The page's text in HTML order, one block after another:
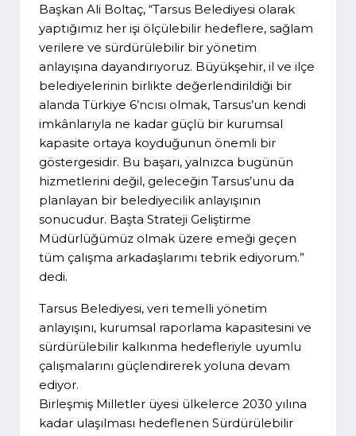
Başkan Ali Boltaç, “Tarsus Belediyesi olarak
yaptığımız her işi ölçülebilir hedeflere, sağlam
verilere ve sürdürülebilir bir yönetim
anlayışına dayandırıyoruz. Büyükşehir, il ve ilçe
belediyelerinin birlikte değerlendirildiği bir
alanda Türkiye 6’ncısı olmak, Tarsus’un kendi
imkânlarıyla ne kadar güçlü bir kurumsal
kapasite ortaya koyduğunun önemli bir
göstergesidir. Bu başarı, yalnızca bugünün
hizmetlerini değil, geleceğin Tarsus’unu da
planlayan bir belediyecilik anlayışının
sonucudur. Başta Strateji Geliştirme
Müdürlüğümüz olmak üzere emeği geçen
tüm çalışma arkadaşlarımı tebrik ediyorum.”
dedi.
Tarsus Belediyesi, veri temelli yönetim
anlayışını, kurumsal raporlama kapasitesini ve
sürdürülebilir kalkınma hedefleriyle uyumlu
çalışmalarını güçlendirerek yoluna devam
ediyor.
Birleşmiş Milletler üyesi ülkelerce 2030 yılına
kadar ulaşılması hedeflenen Sürdürülebilir